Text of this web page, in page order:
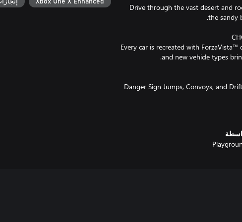
Drive through the vast desert and
Every car is recreated with
Danger Sign Jumps, Convoys, and
You’re the boss. Hire your
form Convoys with them to explore
Bucket List challenges – and
your driver character, create custom